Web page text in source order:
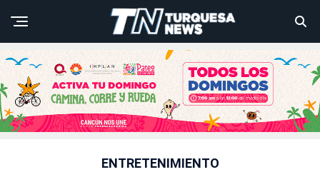
ENTRETENIMIENTO